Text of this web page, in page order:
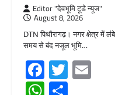
Editor "देवभूमि टूडे न्यूज"
August 8, 2026
DTN पिथौरागढ़। नगर क्षेत्र में लंबे
समय से बंद नजूल भूमि…
Facebook
Twitter